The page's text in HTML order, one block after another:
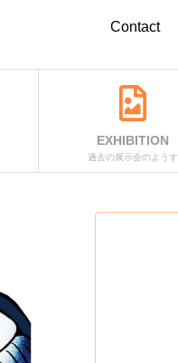
Contact
EXHIBITION
過去の展示会のようす